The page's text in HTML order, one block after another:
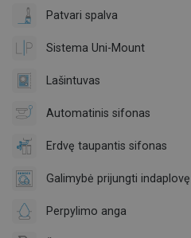
Patvari spalva
Sistema Uni-Mount
Lašintuvas
Automatinis sifonas
Erdvę taupantis sifonas
Galimybė prijungti indaplovę
Perpylimo anga